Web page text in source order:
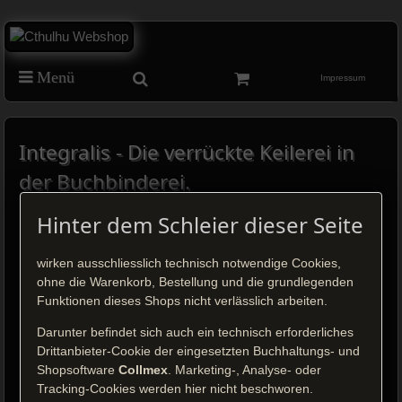
Menü Impressum
Integralis - Die verrückte Keilerei in
der Buchbinderei.
Klick auf das Bild, um es zu vergrößern.
Preis: 9,90 €
inkl. MwSt.
zzgl. Versandkosten
Bestellen
Hinter dem Schleier dieser Seite
wirken ausschliesslich technisch notwendige Cookies,
ohne die Warenkorb, Bestellung und die grundlegenden
Funktionen dieses Shops nicht verlässlich arbeiten.
Darunter befindet sich auch ein technisch erforderliches
Drittanbieter-Cookie der eingesetzten Buchhaltungs- und
ShopsoftwareCollmex . Marketing-, Analyse- oder
Tracking-Cookies werden hier nicht beschworen.